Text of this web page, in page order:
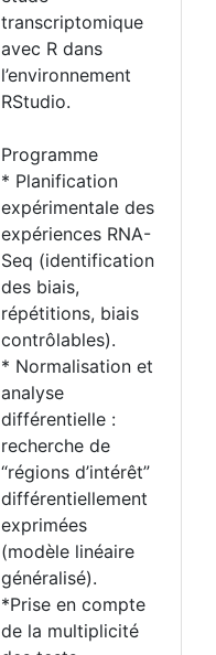
transcriptomique
avec R dans
l’environnement
RStudio.
Programme
* Planification
expérimentale des
expériences RNA-
Seq (identification
des biais,
répétitions, biais
contrôlables).
* Normalisation et
analyse
différentielle :
recherche de
“régions d’intérêt”
différentiellement
exprimées
(modèle linéaire
généralisé).
*Prise en compte
de la multiplicité